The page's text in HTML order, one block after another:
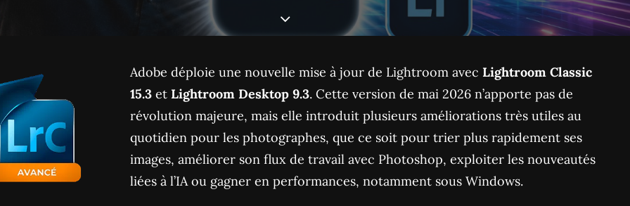
Adobe déploie une nouvelle mise à jour de Lightroom avec Lightroom Classic
15.3 et Lightroom Desktop 9.3. Cette version de mai 2026 n’apporte pas de
révolution majeure, mais elle introduit plusieurs améliorations très utiles au
quotidien pour les photographes, que ce soit pour trier plus rapidement ses
images, améliorer son flux de travail avec Photoshop, exploiter les nouveautés
liées à l’IA ou gagner en performances, notamment sous Windows.